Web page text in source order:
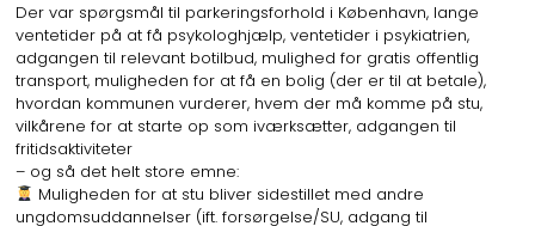
Der var spørgsmål til parkeringsforhold i København, lange
ventetider på at få psykologhjælp, ventetider i psykiatrien,
adgangen til relevant botilbud, mulighed for gratis offentlig
transport, muligheden for at få en bolig (der er til at betale),
hvordan kommunen vurderer, hvem der må komme på stu,
vilkårene for at starte op som iværksætter, adgangen til
fritidsaktiviteter
– og så det helt store emne:
Muligheden for at stu bliver sidestillet med andre
ungdomsuddannelser (ift. forsørgelse/SU, adgang til